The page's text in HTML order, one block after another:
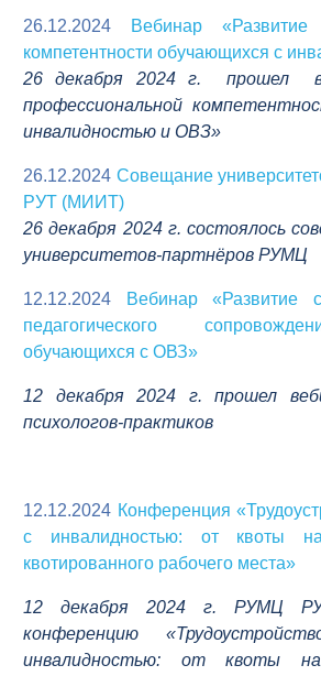
26.12.2024
Вебинар «Развитие
компетентности обучающихся с
26 декабря 2024 г. прошел
профессиональной
инвалидностью и ОВЗ»
26.12.2024 Совещание
РУТ (МИИТ)
26 декабря 2024 г. состоялось
университетов-партнёров РУМЦ
12.12.2024
Вебинар «Развитие
педагогического
обучающихся с ОВЗ»
12 декабря 2024 г. прошел
психологов-практиков
12.12.2024 Конференция
с инвалидностью: от квоты
квотированного рабочего места»
12 декабря 2024 г. РУМЦ
конференцию
инвалидностью: от квоты